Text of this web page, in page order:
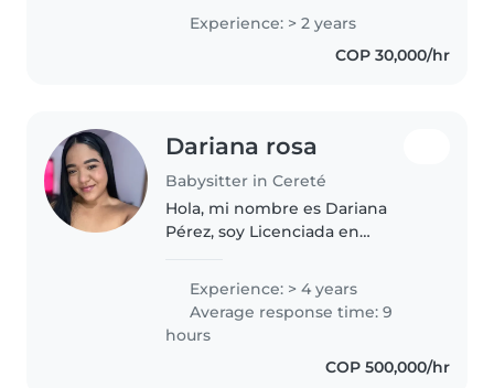
paciente respetuosa y con buena
disposición para ayudar los de
más me gusta aprender cosas
Experience: > 2 years
COP 30,000/hr
Dariana rosa
Babysitter in Cereté
Hola, mi nombre es Dariana
Pérez, soy Licenciada en
experiencia en el cuidado y
acompañamiento de niños
gracias a mis prácticas
profesionales. Me destaco..
Experience: > 4 years
Average response time: 9
hours
COP 500,000/hr